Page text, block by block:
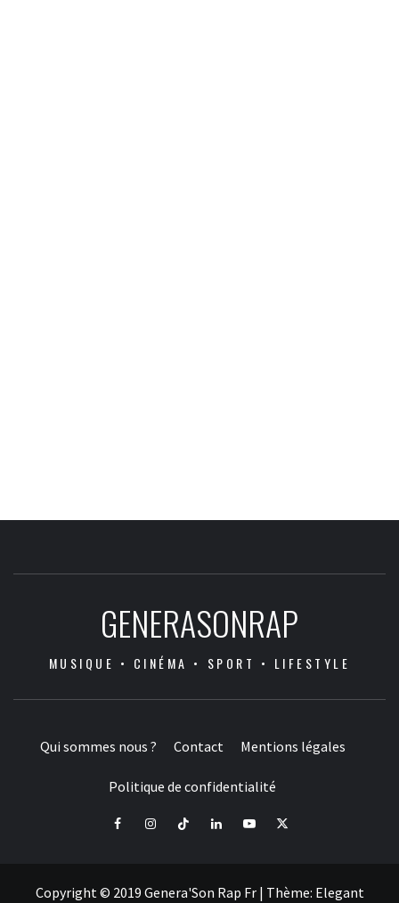
GENERASONRAP
MUSIQUE • CINÉMA • SPORT • LIFESTYLE
Qui sommes nous ? Contact Mentions légales
Politique de confidentialité
FacebookInstagramTiktok LinkedInYoutube
X
Copyright © 2019 Genera'Son Rap Fr | Thème: Elegant